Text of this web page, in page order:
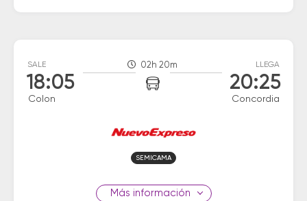
SALE
18:05
Colon
02h 20m LLEGA
20:25
Concordia
SEMICAMA
información